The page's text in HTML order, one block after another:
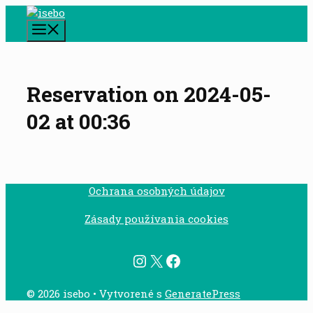
Preskočiť
obsah
Reservation on 2024-05-
02 at 00:36
Ochrana osobných údajov
Zásady používania cookies
InstagramX Facebook
© 2026 isebo • Vytvorené s GeneratePress